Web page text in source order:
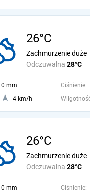
26°C
Odczuwalna 28°C
Zachmurzenie duże
0 mm Ciśnienie:
4 km/h
26°C
Odczuwalna 28°C
Zachmurzenie duże
0 mm Ciśnienie: